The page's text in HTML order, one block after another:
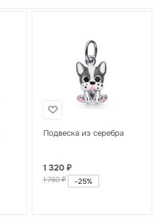
Подвеска из серебра
1 320₽
1 760₽ -25%